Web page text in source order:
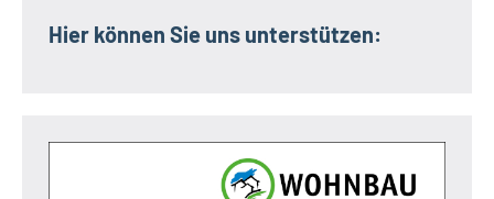
Hier können Sie uns unterstützen: